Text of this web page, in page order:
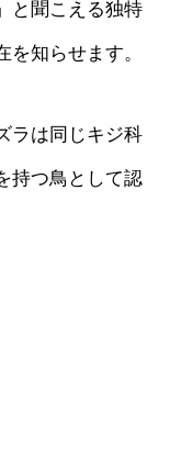
」と聞こえる独特
知らせます。
ラは同じキジ科
持つ鳥として認